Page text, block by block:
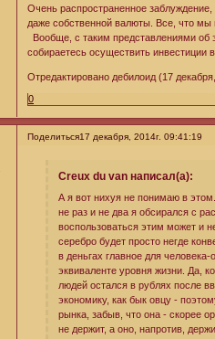
Очень распространенное
даже собственной валюты. Все, что
Вообще, с таким представлениями об
собираетесь осуществить инвестиции
Отредактировано дебилоид (17
0
Поделиться17 декабря, 2014г. 09:41:19
Creux du van написал(а):
А я вот нихуя не понимаю в
не раз и не два я обсирался с
воспользоваться этим может и
серебро будет просто негде
в деньгах главное для
эквиваленте уровня жизни. Да,
людей остался в рублях после
экономику, как бык овцу -
рынка, забыв, что она - скорее
не держит, а оно, напротив,